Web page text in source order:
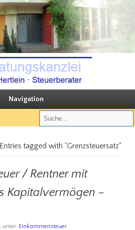
C.T. Hertlein
Navigation
tagged with "Grenzsteuersatz"
/ Rentner mit
Kapitalvermögen –
unter: Einkommensteuer